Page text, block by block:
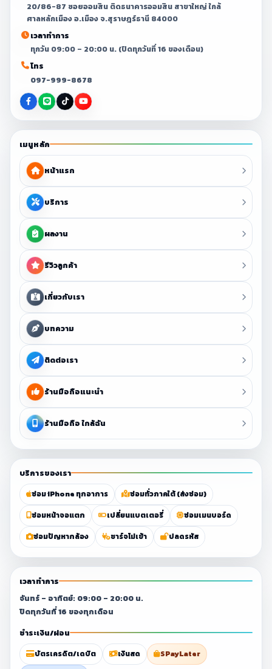
20/86-87 ซอยออมสิน ติดธนาคารออมสิน สาขาใหญ่ ใกล้
ศาลหลักเมือง อ.เมือง จ.สุราษฎร์ธานี 84000
เวลาทำการ
ทุกวัน 09:00 – 20:00 น. (ปิดทุกวันที่ 16 ของเดือน)
โทร
097-999-8678
เมนูหลัก
หน้าแรก
บริการ
ผลงาน
รีวิวลูกค้า
เกี่ยวกับเรา
บทความ
ติดต่อเรา
ร้านมือถือแนะนำ
ร้านมือถือ ใกล้ฉัน
บริการของเรา
ซ่อม iPhone ทุกอาการ
ซ่อมทั่วภาคใต้ (ส่งซ่อม)
ซ่อมหน้าจอแตก
เปลี่ยนแบตเตอรี่
ซ่อมเมนบอร์ด
ซ่อมปัญหากล้อง
ชาร์จไม่เข้า ปลดรหัส
เวลาทำการ
จันทร์ – อาทิตย์: 09:00 – 20:00 น.
ปิดทุกวันที่ 16 ของทุกเดือน
ชำระเงิน/ผ่อน
บัตรเครดิต/เดบิต เงินสด SPayLater